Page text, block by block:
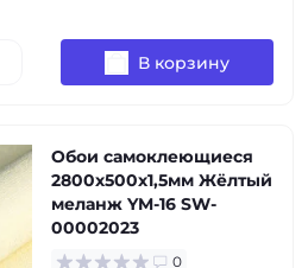
В корзину
Обои самоклеющиеся
2800х500х1,5мм Жёлтый
меланж YM-16 SW-
00002023
0